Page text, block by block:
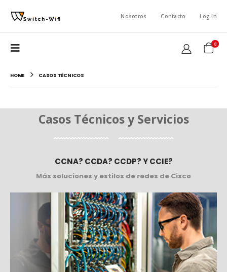
Nosotros Contacto Log In
0
HOME CASOS TÉCNICOS
Casos Técnicos y Servicios
CCNA? CCDA? CCDP? Y CCIE?
Más soluciones y estilos de redes de Cisco